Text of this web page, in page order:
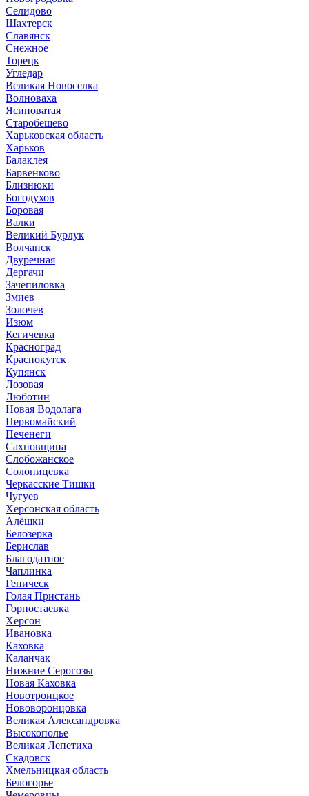
Селидово
Шахтерск
Славянск
Снежное
Торецк
Угледар
Великая Новоселка
Волноваха
Ясиноватая
Старобешево
Харьковская область
Харьков
Балаклея
Барвенково
Близнюки
Богодухов
Боровая
Валки
Великий Бурлук
Волчанск
Двуречная
Дергачи
Зачепиловка
Змиев
Золочев
Изюм
Кегичевка
Красноград
Краснокутск
Купянск
Лозовая
Люботин
Новая Водолага
Первомайский
Печенеги
Сахновщина
Слобожанское
Солоницевка
Черкасские Тишки
Чугуев
Херсонская область
Алёшки
Белозерка
Берислав
Благодатное
Чаплинка
Геническ
Голая Пристань
Горностаевка
Херсон
Ивановка
Каховка
Каланчак
Нижние Серогозы
Новая Каховка
Новотроицкое
Нововоронцовка
Великая Александровка
Высокополье
Великая Лепетиха
Скадовск
Хмельницкая область
Белогорье